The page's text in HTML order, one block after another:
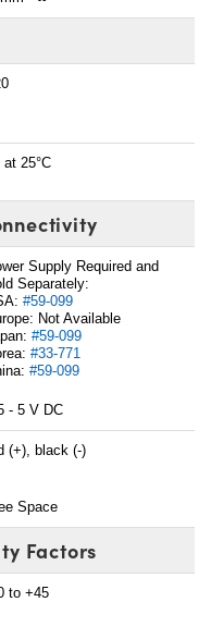
at 25°C
Supply Required and
Separately:
#59-099
Not Available
#59-099
#33-771
#59-099
- 5 V DC
(+), black (-)
Space
Factors
to +45